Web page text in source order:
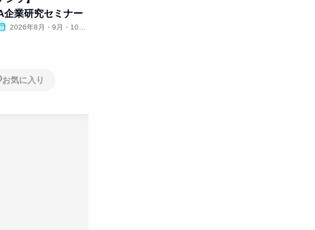
企業研究セミナー
2026年8月・9月・10
お気に入り